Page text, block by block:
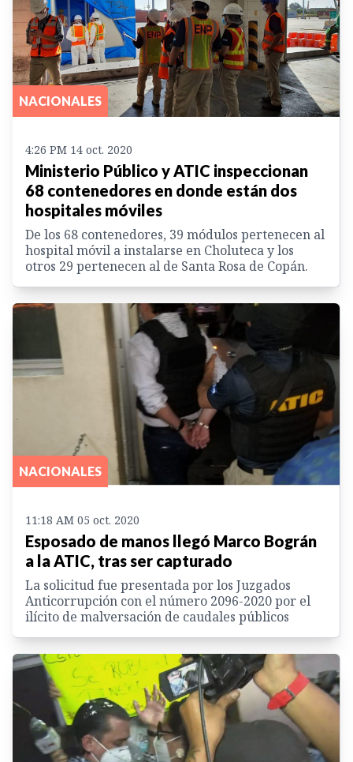
NACIONALES
4:26 PM 14 oct. 2020
Ministerio Público y ATIC inspeccionan
68 contenedores en donde están dos
hospitales móviles
De los 68 contenedores, 39 módulos pertenecen al
hospital móvil a instalarse en Choluteca y los
otros 29 pertenecen al de Santa Rosa de Copán.
NACIONALES
11:18 AM 05 oct. 2020
Esposado de manos llegó Marco Bográn
a la ATIC, tras ser capturado
La solicitud fue presentada por los Juzgados
Anticorrupción con el número 2096-2020 por el
ilícito de malversación de caudales públicos